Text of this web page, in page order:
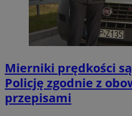
Mierniki prędkości
Policję zgodnie z
przepisami